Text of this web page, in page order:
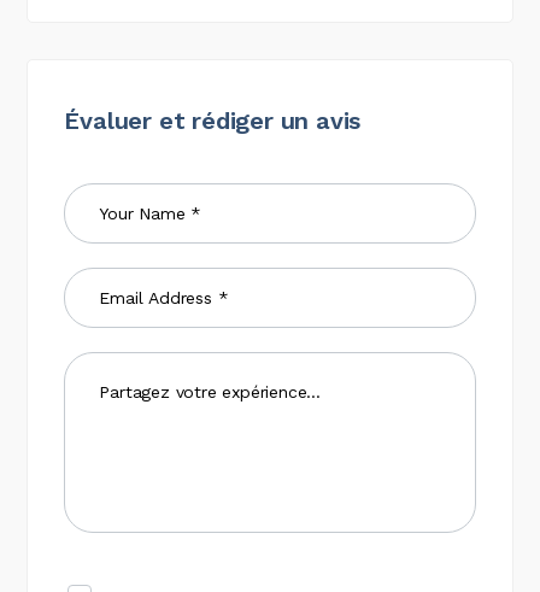
Évaluer et rédiger un avis